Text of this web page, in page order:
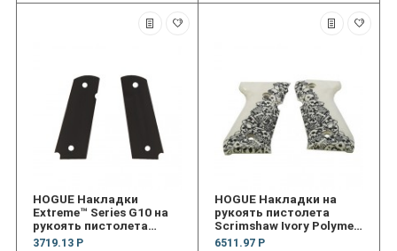
HOGUE Накладки
Extreme™ Series G10 на
рукоять пистолета
1911, Ruger 22/45 RP, Sld
3719.13 Р
HOGUE Накладки на
рукоять пистолета
Scrimshaw Ivory Polymer
- Boneyard
6511.97 Р